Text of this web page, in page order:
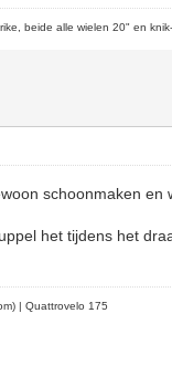
beide alle wielen 20" en
schoonmaken en
het tijdens het
| Quattrovelo 175